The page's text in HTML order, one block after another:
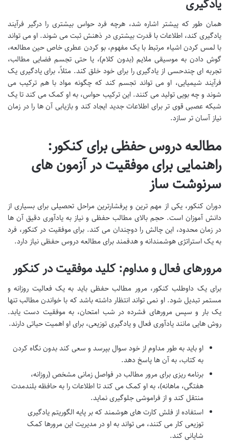
یادگیری
همان طور که پیشتر اشاره شد، هرچه فرد حواس بیشتری را درگیر فرآیند
یادگیری کند، اطلاعات با قدرت بیشتری در ذهنش ثبت می شوند. او می تواند
با لمس کردن اشیاء مرتبط با یک مفهوم، بو کردن عطری خاص حین مطالعه،
گوش دادن به موسیقی ملایم (بدون کلام)، یا حتی تجسم فضایی مطالب،
تجربه ای چندحسی از یادگیری را برای خود خلق کند. مثلاً، برای یادگیری یک
فرآیند شیمیایی، او می تواند تجسم کند که چگونه مواد با هم ترکیب می
شوند و چه بویی تولید می کنند. این ترکیب حواس، به او کمک می کند تا یک
شبکه عصبی قوی تر برای اطلاعات جدید ایجاد کند و بازیابی آن ها را در زمان
نیاز آسان تر سازد.
مطالعه دروس حفظی برای کنکور:
راهنمایی برای موفقیت در آزمون های
سرنوشت ساز
دوران کنکور، یکی از مهم ترین و پرفشارترین مراحل تحصیلی برای بسیاری از
دانش آموزان است. حجم بالای مطالب حفظی و نیاز به یادآوری دقیق آن ها
در زمان محدود، این چالش را دوچندان می کند. برای موفقیت در کنکور، فرد
به یک استراتژی هوشمندانه و هدفمند برای مطالعه دروس حفظی نیاز دارد.
مرورهای فعال و مداوم: کلید موفقیت در کنکور
برای یک داوطلب کنکور، مرور مطالب حفظی باید به یک فعالیت روزانه و
مستمر تبدیل شود. او نمی تواند انتظار داشته باشد که با خواندن مطالب تنها
یک بار و سپس مرورهای فشرده در شب امتحان، به موفقیت دست یابد.
روش هایی مانند یادآوری فعال و یادگیری توزیعی، برای او اهمیت حیاتی دارند.
او باید به طور مداوم از خود سوال بپرسد و سعی کند بدون نگاه کردن
به کتاب، به آن ها پاسخ دهد.
برنامه ریزی برای مرور مطالب در فواصل زمانی مشخص (روزانه،
هفتگی، ماهانه)، به او کمک می کند تا اطلاعات را به حافظه بلندمدت
منتقل کند و از فراموشی جلوگیری نماید.
استفاده از فلش کارت های هوشمند که بر پایه الگوریتم یادگیری
توزیعی کار می کنند، می تواند به او در مدیریت این مرورها کمک
شایانی کند.